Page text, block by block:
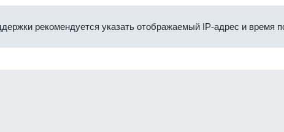
рекомендуется указать отображаемый IP-адрес и время